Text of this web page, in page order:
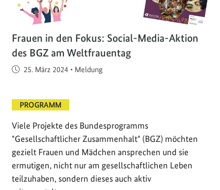
Frauen in den Fokus: Social-Media-Aktion
des BGZ am Weltfrauentag
Veröffentlicht am
25. März 2024 • Meldung
PROGRAMM
Viele Projekte des Bundesprogramms
"Gesellschaftlicher Zusammenhalt" (BGZ) möchten
gezielt Frauen und Mädchen ansprechen und sie
ermutigen, nicht nur am gesellschaftlichen Leben
teilzuhaben, sondern dieses auch aktiv